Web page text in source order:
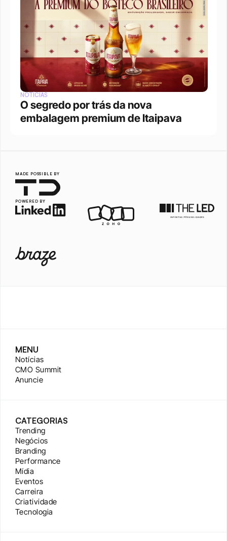
NOTÍCIAS
O segredo por trás da nova
embalagem premium de Itaipava
MADE POSSIBLE BY
POWERED BY
MENU
Notícias
CMO Summit
Anuncie
CATEGORIAS
Trending
Negócios
Branding
Performance
Mídia
Eventos
Carreira
Criatividade
Tecnologia